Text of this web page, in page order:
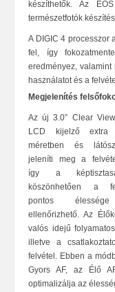
készíthetők. Az
természetfotók
A DIGIC 4 processzor
fel, így
eredményez,
használatot és a
Megjelenítés
Az új 3.0” Clear
LCD kijelző extra
méretben és
jeleníti meg a
így a
köszönhetően a
pontos
ellenőrizhető. Az
valós idejű
illetve a
felvétel. Ebben a
Gyors AF, az Élő
optimalizálja az